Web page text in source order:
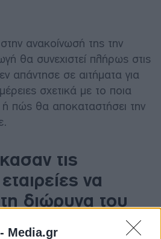
Media.gr
ανακοίνωσή της την
θα συνεχιστεί πλήρως στις
απάντησε σε αιτήματα για
σχετικά με το ποια
ή πώς θα αποκαταστήσει την
τις
να
διώρυγα του